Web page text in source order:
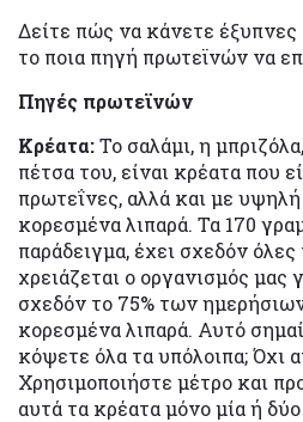
Δείτε πώς να κάνετε έξυπνες
το ποια πηγή πρωτεϊνών να
Πηγές πρωτεϊνών
Κρέατα:Το σαλάμι, η
πέτσα του, είναι κρέατα που
πρωτεΐνες, αλλά και με
κορεσμένα λιπαρά. Τα 170
παράδειγμα, έχει σχεδόν
χρειάζεται ο οργανισμός μας
σχεδόν το 75% των
κορεσμένα λιπαρά. Αυτό
κόψετε όλα τα υπόλοιπα; Όχι
Χρησιμοποιήστε μέτρο και
αυτά τα κρέατα μόνο μία ή